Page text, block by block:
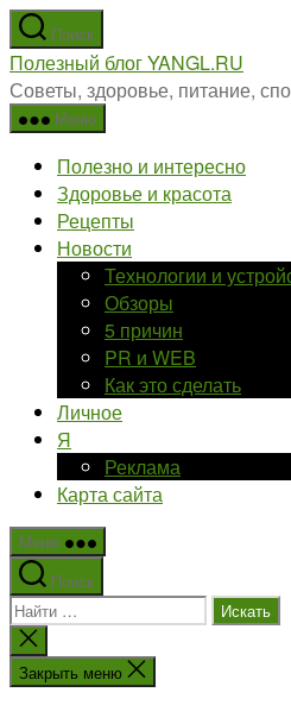
Перейти
к
содержимому
Поиск
Полезный блог YANGL.RU
Советы, здоровье, питание,
Меню
Полезно и интересно
Здоровье и красота
Рецепты
Новости
Технологии и
Обзоры
5 причин
PR и WEB
Как это сделать
Личное
Я
Реклама
Карта сайта
Меню
Поиск
Поиск:
Закрыть
поиск
Закрыть меню